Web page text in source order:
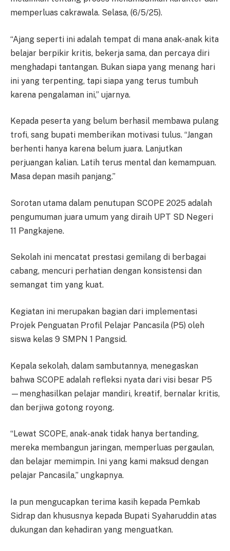
memperluas cakrawala. Selasa, (6/5/25).
“Ajang seperti ini adalah tempat di mana anak-anak kita
belajar berpikir kritis, bekerja sama, dan percaya diri
menghadapi tantangan. Bukan siapa yang menang hari
ini yang terpenting, tapi siapa yang terus tumbuh
karena pengalaman ini,” ujarnya.
Kepada peserta yang belum berhasil membawa pulang
trofi, sang bupati memberikan motivasi tulus. “Jangan
berhenti hanya karena belum juara. Lanjutkan
perjuangan kalian. Latih terus mental dan kemampuan.
Masa depan masih panjang.”
Sorotan utama dalam penutupan SCOPE 2025 adalah
pengumuman juara umum yang diraih UPT SD Negeri
11 Pangkajene.
Sekolah ini mencatat prestasi gemilang di berbagai
cabang, mencuri perhatian dengan konsistensi dan
semangat tim yang kuat.
Kegiatan ini merupakan bagian dari implementasi
Projek Penguatan Profil Pelajar Pancasila (P5) oleh
siswa kelas 9 SMPN 1 Pangsid.
Kepala sekolah, dalam sambutannya, menegaskan
bahwa SCOPE adalah refleksi nyata dari visi besar P5
—menghasilkan pelajar mandiri, kreatif, bernalar kritis,
dan berjiwa gotong royong.
“Lewat SCOPE, anak-anak tidak hanya bertanding,
mereka membangun jaringan, memperluas pergaulan,
dan belajar memimpin. Ini yang kami maksud dengan
pelajar Pancasila,” ungkapnya.
Ia pun mengucapkan terima kasih kepada Pemkab
Sidrap dan khususnya kepada Bupati Syaharuddin atas
dukungan dan kehadiran yang menguatkan.